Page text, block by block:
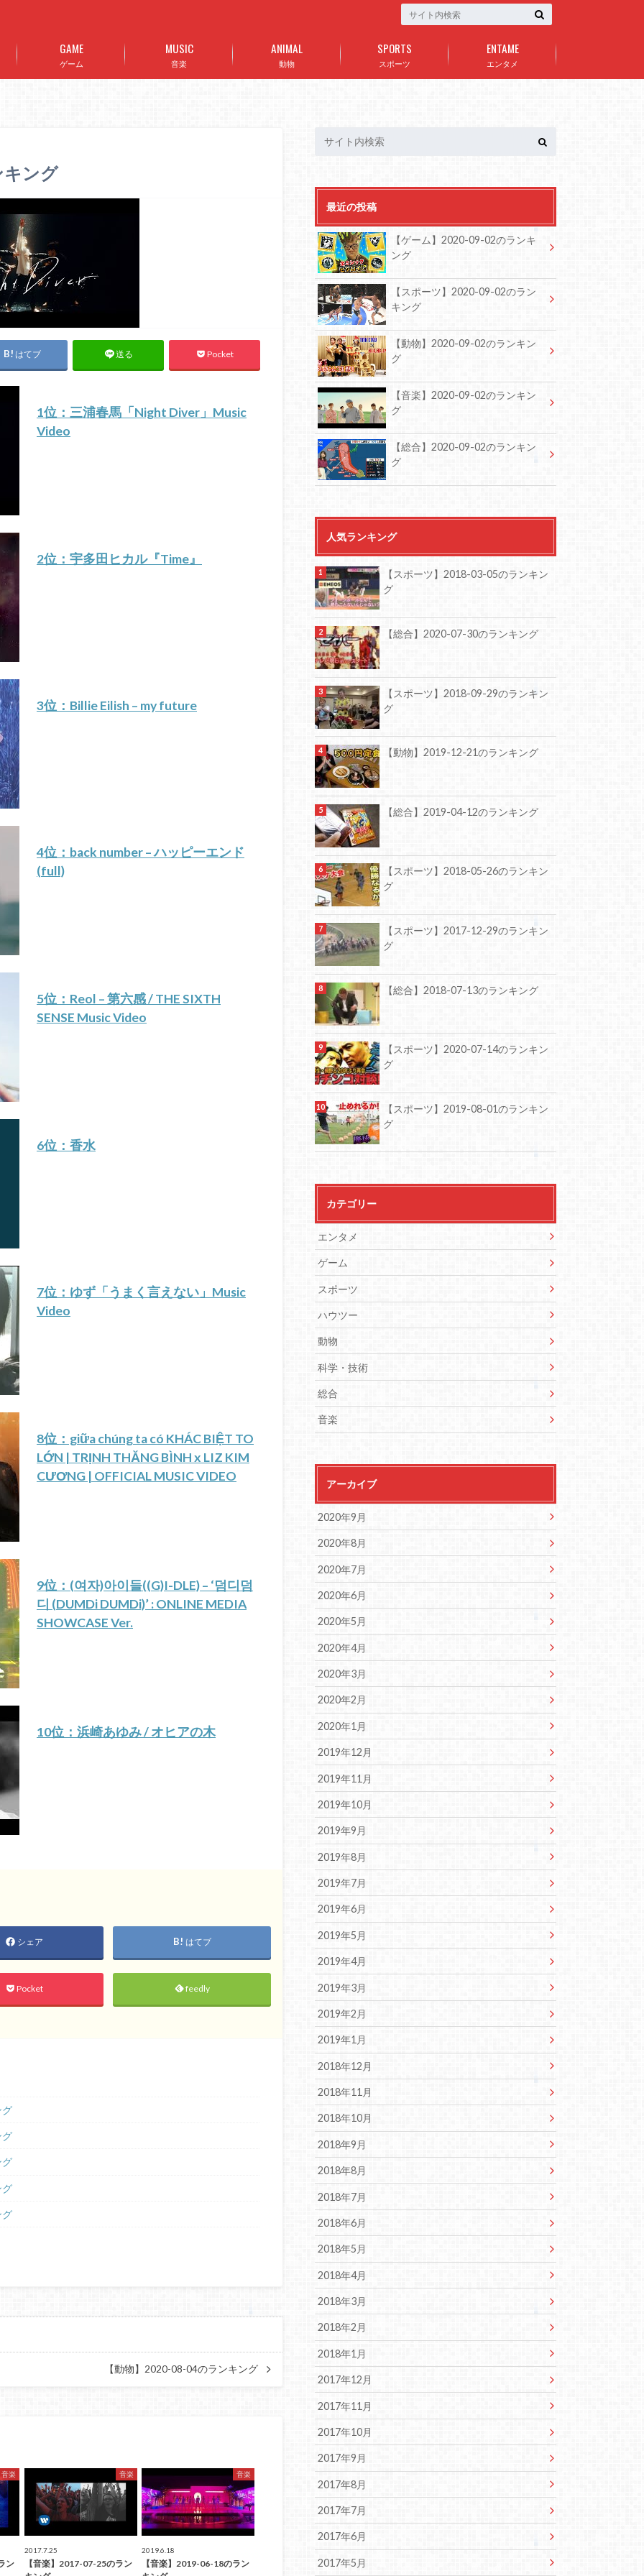
ゲーム
GAME
音楽
MUSIC
動物
ANIMAL
スポーツ
SPORTS
エンタメ
ENTAME
キング
はてブ 送る Pocket
1位：三浦春馬「Night Diver」Music
Video
2位：宇多田ヒカル『Time』
3位：Billie Eilish – my future
4位：back number – ハッピーエンド
(full)
5位：Reol – 第六感 / THE SIXTH
SENSE Music Video
6位：香水
7位：ゆず「うまく言えない」Music
Video
8位：giữa chúng ta có KHÁC BIỆT TO
LỚN | TRỊNH THĂNG BÌNH x LIZ KIM
CƯƠNG | OFFICIAL MUSIC VIDEO
9位：(여자)아이들((G)I-DLE) – ‘덤디덤
디 (DUMDi DUMDi)’ : ONLINE MEDIA
SHOWCASE Ver.
10位：浜崎あゆみ / オヒアの木
シェア はてブ
Pocket feedly
【動物】2020-08-04のランキング
音楽
ン
音楽
2017.7.25
【音楽】2017-07-25のラン
音楽
2019.6.18
【音楽】2019-06-18のラン
最近の投稿
【ゲーム】2020-09-02のランキ
ング
【スポーツ】2020-09-02のラン
キング
【動物】2020-09-02のランキン
グ
【音楽】2020-09-02のランキン
グ
【総合】2020-09-02のランキン
グ
人気ランキング
【スポーツ】2018-03-05のランキン
グ
【総合】2020-07-30のランキング
【スポーツ】2018-09-29のランキン
グ
【動物】2019-12-21のランキング
【総合】2019-04-12のランキング
【スポーツ】2018-05-26のランキン
グ
【スポーツ】2017-12-29のランキン
グ
【総合】2018-07-13のランキング
【スポーツ】2020-07-14のランキン
グ
【スポーツ】2019-08-01のランキン
グ
カテゴリー
エンタメ
ゲーム
スポーツ
ハウツー
動物
科学・技術
総合
音楽
アーカイブ
2020年9月
2020年8月
2020年7月
2020年6月
2020年5月
2020年4月
2020年3月
2020年2月
2020年1月
2019年12月
2019年11月
2019年10月
2019年9月
2019年8月
2019年7月
2019年6月
2019年5月
2019年4月
2019年3月
2019年2月
2019年1月
2018年12月
2018年11月
2018年10月
2018年9月
2018年8月
2018年7月
2018年6月
2018年5月
2018年4月
2018年3月
2018年2月
2018年1月
2017年12月
2017年11月
2017年10月
2017年9月
2017年8月
2017年7月
2017年6月
2017年5月